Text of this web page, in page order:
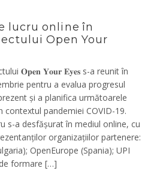
lucru online în
Open Your
𝐎𝐩𝐞𝐧 𝐘𝐨𝐮𝐫 𝐄𝐲𝐞𝐬 s-a reunit în
pentru a evalua progresul
și a planifica următoarele
contextul pandemiei COVID-19.
s-a desfășurat în mediul online, cu
organizațiilor partenere:
OpenEurope (Spania); UPI
formare […]